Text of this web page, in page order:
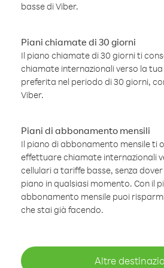
basse di Viber.
Piani chiamate di 30 giorni
Il piano chiamate di 30 giorni ti
chiamate internazionali verso la
preferita nel periodo di 30 giorni,
Viber.
Piani di abbonamento mensili
Il piano di abbonamento mensile ti
effettuare chiamate internazionali
cellulari a tariffe basse, senza
piano in qualsiasi momento. Con il
abbonamento mensile puoi
che stai già facendo.
Altre